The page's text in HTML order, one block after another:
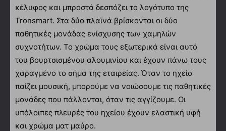
κέλυφος και μπροστά δεσπόζει το λογότυπο της
Tronsmart. Στα δύο πλαϊνά βρίσκονται οι δύο
παθητικές μονάδας ενίσχυσης των χαμηλών
συχνοτήτων. Το χρώμα τους εξωτερικά είναι αυτό
του βουρτσισμένου αλουμινίου και έχουν πάνω τους
χαραγμένο το σήμα της εταιρείας. Όταν το ηχείο
παίζει μουσική, μπορούμε να νοιώσουμε τις παθητικές
μονάδες που πάλλονται, όταν τις αγγίζουμε. Οι
υπόλοιπες πλευρές του ηχείου έχουν ελαστική υφή
και χρώμα ματ μαύρο.